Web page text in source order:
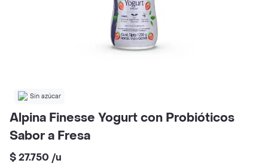
Sin azúcar
Alpina Finesse Yogurt con Probióticos
Sabor a Fresa
$ 27.750 /u